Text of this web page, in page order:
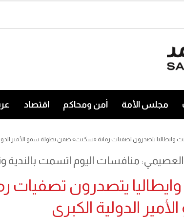
مجلس الأمة أمن ومحاكم اقتصاد
وايطاليا يتصدرون تصفيات رماية «سكيت» ضمن بطولة سمو الأمير
وايطاليا يتصدرون
الدولية الكبرى
العصيمي: منافسات اليوم اتسمت بالندية